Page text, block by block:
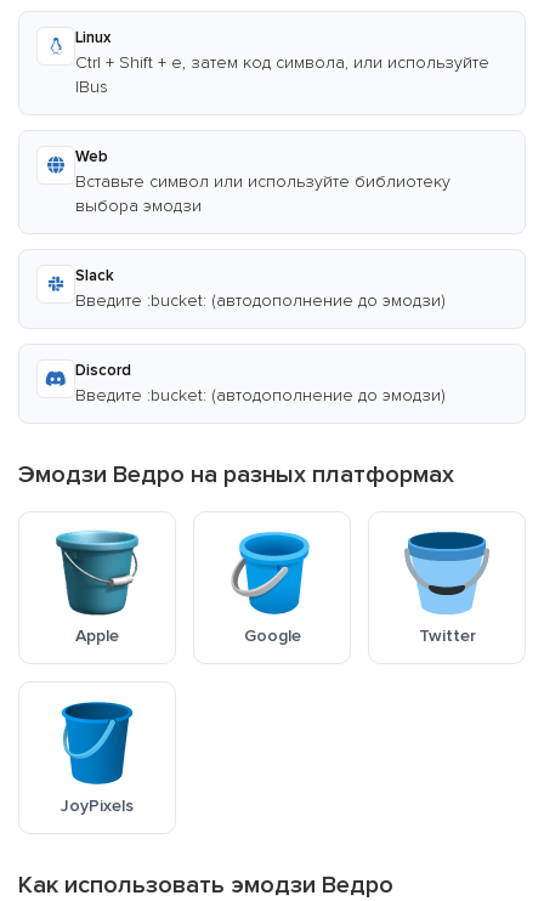
Linux
Ctrl + Shift + e, затем код символа, или используйте
IBus
Web
Вставьте символ или используйте библиотеку
выбора эмодзи
Slack
Введите :bucket: (автодополнение до эмодзи)
Discord
Введите :bucket: (автодополнение до эмодзи)
Эмодзи Ведро на разных платформах
Apple Google Twitter
JoyPixels
Как использовать эмодзи Ведро